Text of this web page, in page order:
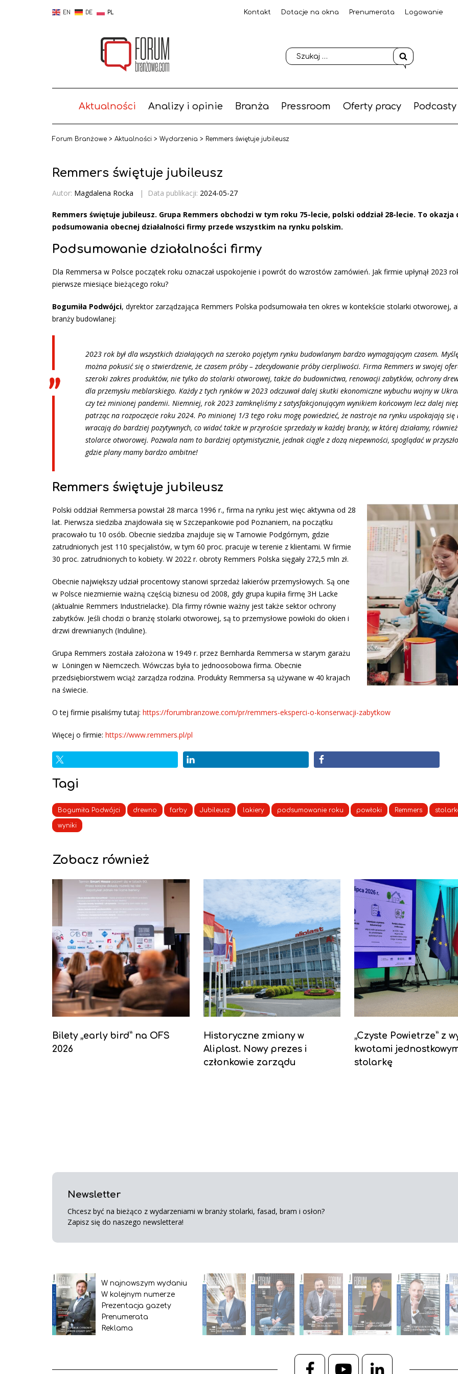
EN DE PL Kontakt Dotacje na okna Prenumerata Logowanie
Aktualności Analizy i opinie Branża Pressroom Oferty pracy Podcasty
Forum Branżowe > Aktualności > Wydarzenia > Remmers świętuje jubileusz
Remmers świętuje jubileusz
Autor: Magdalena Rocka | Data publikacji: 2024-05-27
Remmers świętuje jubileusz. Grupa Remmers obchodzi w tym roku 75-lecie, polski oddział 28-lecie. To okazja
podsumowania obecnej działalności firmy przede wszystkim na rynku polskim.
Podsumowanie działalności firmy
Dla Remmersa w Polsce początek roku oznaczał uspokojenie i powrót do wzrostów zamówień. Jak firmie upłynął 2023
pierwsze miesiące bieżącego roku?
Bogumiła Podwójci, dyrektor zarządzająca Remmers Polska podsumowała ten okres w kontekście stolarki otworowej,
branży budowlanej:
2023 rok był dla wszystkich działających na szeroko pojętym rynku budowlanym bardzo wymagającym czasem.
można pokusić się o stwierdzenie, że czasem próby – zdecydowanie próby cierpliwości. Firma Remmers w swojej
szeroki zakres produktów, nie tylko do stolarki otworowej, także do budownictwa, renowacji zabytków, ochrony
dla przemysłu meblarskiego. Każdy z tych rynków w 2023 odczuwał dalej skutki ekonomiczne wybuchu wojny w
czy też minionej pandemii. Niemniej, rok 2023 zamknęliśmy z satysfakcjonującym wynikiem końcowym lecz dalej
patrząc na rozpoczęcie roku 2024. Po minionej 1/3 tego roku mogę powiedzieć, że nastroje na rynku uspokajają się
wracają do bardziej pozytywnych, co widać także w przyroście sprzedaży w każdej branży, w której działamy,
stolarce otworowej. Pozwala nam to bardziej optymistycznie, jednak ciągle z dozą niepewności, spoglądać w
gdzie plany mamy bardzo ambitne!
Remmers świętuje jubileusz
Polski oddział Remmersa powstał 28 marca 1996 r., firma na rynku jest więc aktywna od 28
lat. Pierwsza siedziba znajdowała się w Szczepankowie pod Poznaniem, na początku
pracowało tu 10 osób. Obecnie siedziba znajduje się w Tarnowie Podgórnym, gdzie
zatrudnionych jest 110 specjalistów, w tym 60 proc. pracuje w terenie z klientami. W firmie
30 proc. zatrudnionych to kobiety. W 2022 r. obroty Remmers Polska sięgały 272,5 mln zł.
Obecnie największy udział procentowy stanowi sprzedaż lakierów przemysłowych. Są one
w Polsce niezmiernie ważną częścią biznesu od 2008, gdy grupa kupiła firmę 3H Lacke
(aktualnie Remmers Industrielacke). Dla firmy równie ważny jest także sektor ochrony
zabytków. Jeśli chodzi o branżę stolarki otworowej, są to przemysłowe powłoki do okien i
drzwi drewnianych (Induline).
Grupa Remmers została założona w 1949 r. przez Bernharda Remmersa w starym garażu
w Löningen w Niemczech. Wówczas była to jednoosobowa firma. Obecnie
przedsiębiorstwem wciąż zarządza rodzina. Produkty Remmersa są używane w 40 krajach
na świecie.
O tej firmie pisaliśmy tutaj: https://forumbranzowe.com/pr/remmers-eksperci-o-konserwacji-zabytkow
Więcej o firmie: https://www.remmers.pl/pl
Tagi
Bogumiła Podwójci drewno farby Jubileusz lakiery podsumowanie roku powłoki Remmers
wyniki
Zobacz również
Bilety „early bird” na OFS
2026
Historyczne zmiany w
Aliplast. Nowy prezes i
członkowie zarządu
„Czyste Powietrze” z
kwotami
stolarkę
Newsletter
Chcesz być na bieżąco z wydarzeniami w branży stolarki, fasad, bram i osłon?
Zapisz się do naszego newslettera!
W najnowszym wydaniu
W kolejnym numerze
Prezentacja gazety
Prenumerata
Reklama
FacebookYouTube
LinkedIn